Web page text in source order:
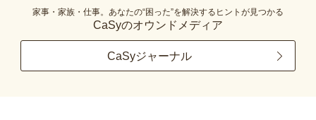
家事・家族・仕事。あなたの“困った”を解決するヒントが見つかる
CaSyのオウンドメディア
CaSyジャーナル